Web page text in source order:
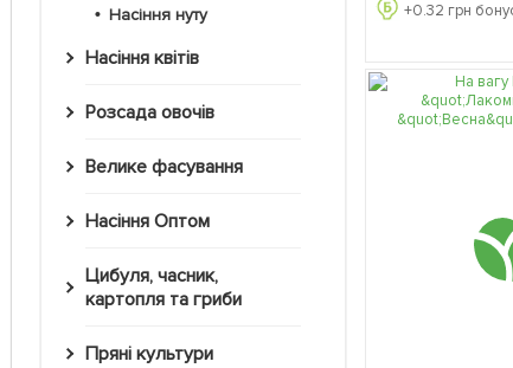
Насіння нуту
Насіння квітів
Розсада овочів
Велике фасування
Насіння Оптом
Цибуля, часник,
картопля та гриби
Пряні культури
+0.32 грн